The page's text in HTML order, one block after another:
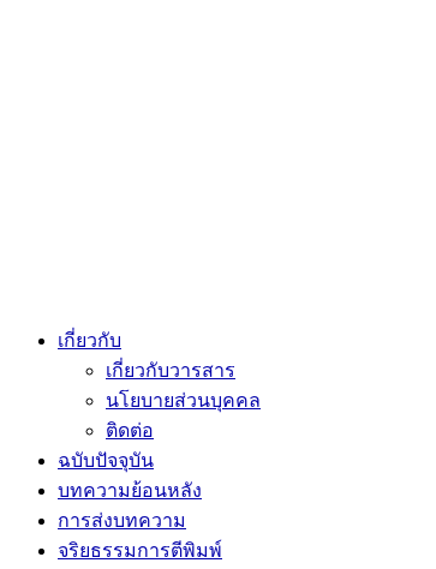
เกี่ยวกับ
เกี่ยวกับวารสาร
นโยบายส่วนบุคคล
ติดต่อ
ฉบับปัจจุบัน
บทความย้อนหลัง
การส่งบทความ
จริยธรรมการตีพิมพ์